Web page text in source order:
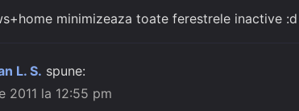
minimizeaza toate ferestrele inactive :d
L. S. spune:
2011 la 12:55 pm